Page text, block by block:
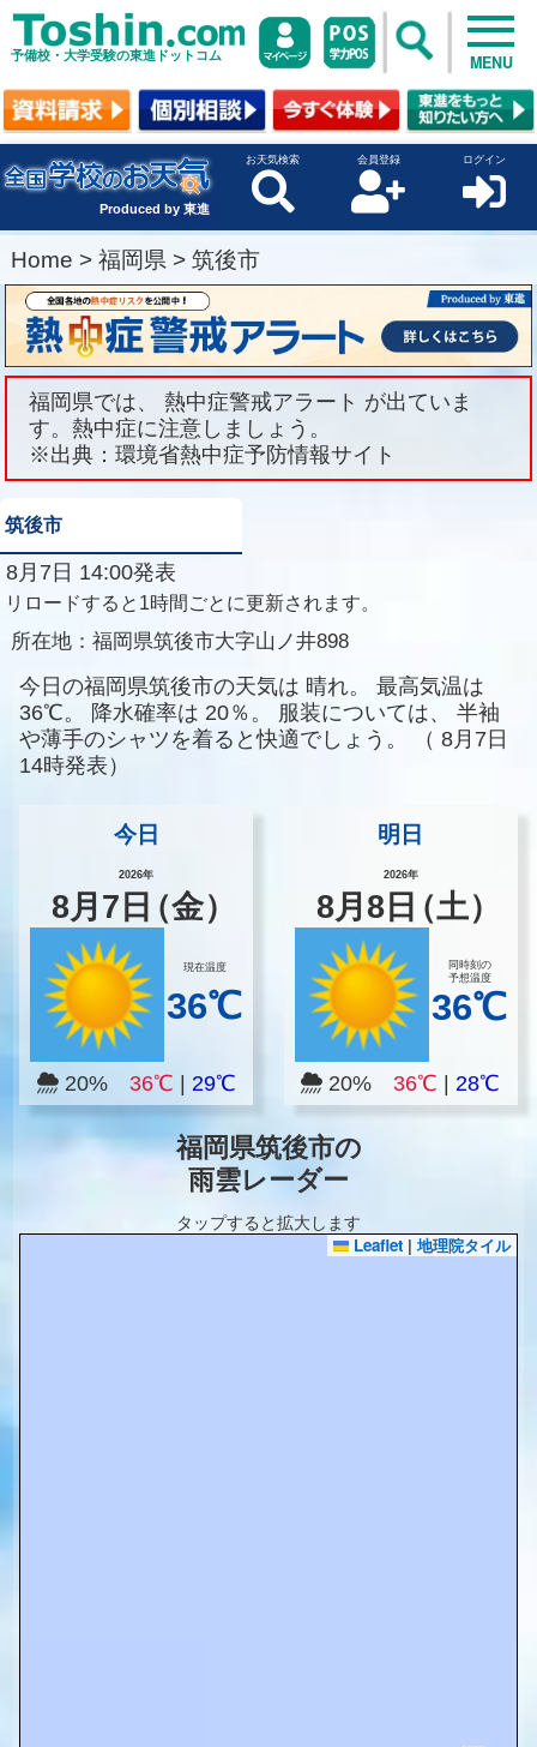
予備校・大学受験の東進ドットコム MENU
Produced by 東進
お天気検索 会員登録 ログイン
Home > 福岡県 > 筑後市
福岡県では、 熱中症警戒アラート が出ていま
す。熱中症に注意しましょう。
※出典：環境省熱中症予防情報サイト
筑後市
8月7日 14:00発表
リロードすると1時間ごとに更新されます。
所在地： 福岡県筑後市大字山ノ井898
今日の福岡県筑後市の天気は 晴れ。
最高気温は
36℃。
降水確率は 20％。 服装については、
半袖
や薄手のシャツを着ると快適でしょう。
（ 8月7日
14時発表）
今日
2026年
8月 7 日（金）
現在温度
36℃
20% 36℃ 29℃
明日
2026年
8月8 日（土）
同時刻の
予想温度
36℃
20%36℃ |28℃
福岡県筑後市の
雨雲レーダー
タップすると拡大します
Leaflet | 地理院タイル